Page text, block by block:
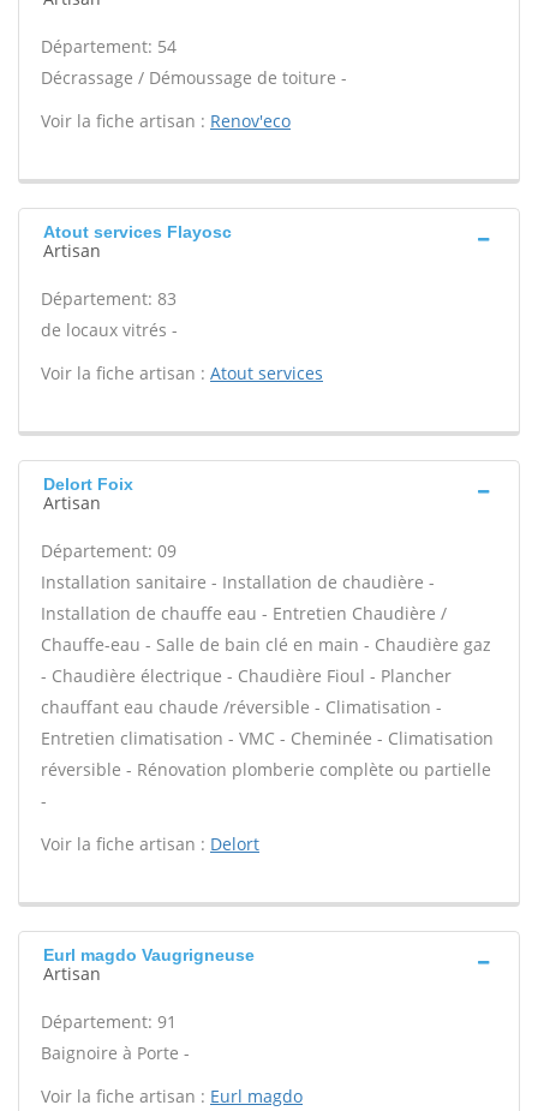
Département: 54
Décrassage / Démoussage de toiture -
Voir la fiche artisan : Renov'eco
Atout services Flayosc
Artisan
Département: 83
de locaux vitrés -
Voir la fiche artisan : Atout services
Delort Foix
Artisan
Département: 09
Installation sanitaire - Installation de chaudière -
Installation de chauffe eau - Entretien Chaudière /
Chauffe-eau - Salle de bain clé en main - Chaudière gaz
- Chaudière électrique - Chaudière Fioul - Plancher
chauffant eau chaude /réversible - Climatisation -
Entretien climatisation - VMC - Cheminée - Climatisation
réversible - Rénovation plomberie complète ou partielle
-
Voir la fiche artisan : Delort
Eurl magdo Vaugrigneuse
Artisan
Département: 91
Baignoire à Porte -
Voir la fiche artisan : Eurl magdo